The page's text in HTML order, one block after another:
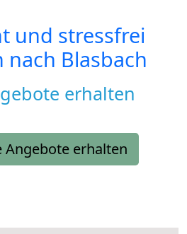
und stressfrei
nach Blasbach
erhalten
Angebote erhalten